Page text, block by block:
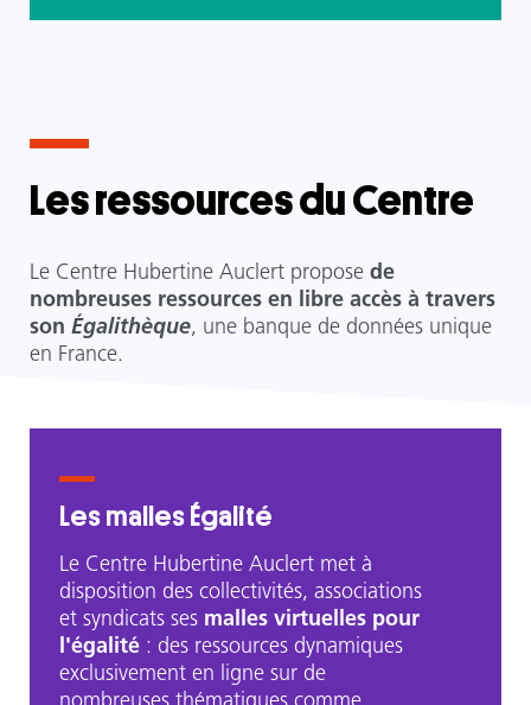
Les ressources du Centre
Le Centre Hubertine Auclert propose de
nombreuses ressources en libre accès à travers
son Égalithèque, une banque de données unique
en France.
Les malles Égalité
Le Centre Hubertine Auclert met à
disposition des collectivités, associations
et syndicats ses malles virtuelles pour
l'égalité : des ressources dynamiques
exclusivement en ligne sur de